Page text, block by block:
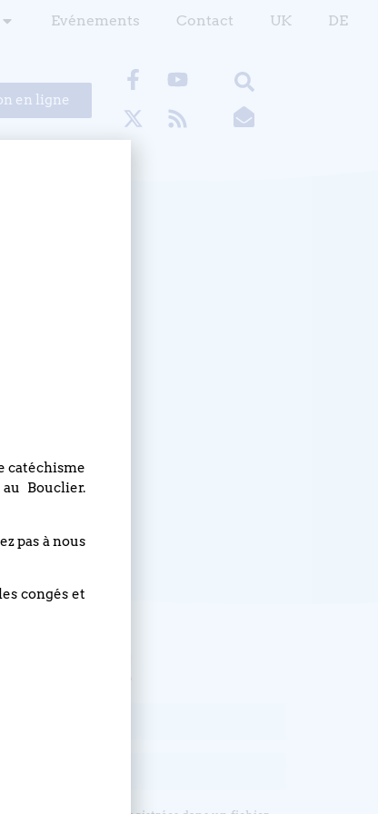
Evénements Contact UK DE
en ligne
vous !
catéchisme
Bouclier.
pas à nous
congés et